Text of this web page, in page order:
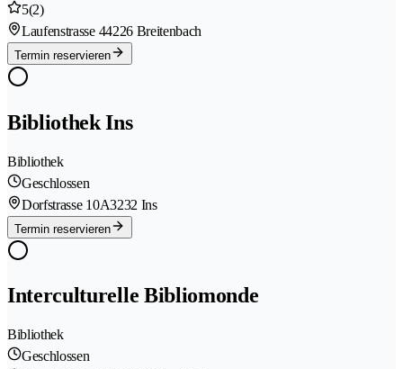
5(2)
Laufenstrasse 44226 Breitenbach
Termin reservieren
Bibliothek Ins
Bibliothek
Geschlossen
Dorfstrasse 10A3232 Ins
Termin reservieren
Interculturelle Bibliomonde
Bibliothek
Geschlossen